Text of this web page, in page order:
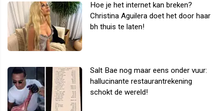
Hoe je het internet kan breken?
Christina Aguilera doet het door haar
bh thuis te laten!
Salt Bae nog maar eens onder vuur:
hallucinante restaurantrekening
schokt de wereld!